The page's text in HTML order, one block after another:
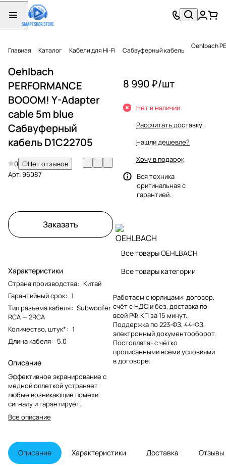
Главная Каталог Кабели для Hi-Fi Сабвуферный кабель Oehlbach
Oehlbach
PERFORMANCE
BOOOM! Y-Adapter
cable 5m blue
Сабвуферный
кабель D1C22705
0
Нет отзывов
Арт.96087
Заказать
Характеристики
Страна производства: Китай
Гарантийный срок: 1
Тип разъема кабеля: Subwoofer
RCA — 2RCA
Количество, штук*: 1
Длина кабеля: 5.0
Описание
Эффективное экранирование с
медной оплеткой устраняет
любые возникающие помехи
сигналу и гарантирует
безупречное качество
передачи.
Все описание
8 990 ₽/шт
Нет в наличии
Рассчитать доставку
Нашли дешевле?
Хочу в подарок
Вся техника
оригинальная с
гарантией.
Все товары OEHLBACH
Все товары категории
Работаем с юрлицами: договор,
счёт с НДС и без, доставка по
всей РФ, КП за 15 минут.
Поддержка по 223-ФЗ, 44-ФЗ,
электронный документооборот.
Постоплата- с чётко
прописанными всеми условиями
в договоре.
Описание Характеристики Доставка Отзывы